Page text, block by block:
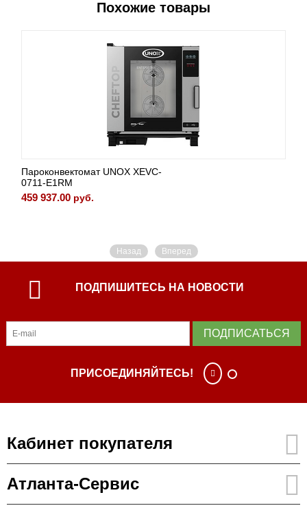
Похожие товары
Пароконвектомат UNOX XEVC-
0711-E1RM
459 937.00 руб.
Назад Вперед
ПОДПИШИТЕСЬ НА НОВОСТИ
ПОДПИСАТЬСЯ
ПРИСОЕДИНЯЙТЕСЬ!
Кабинет покупателя
Атланта-Сервис